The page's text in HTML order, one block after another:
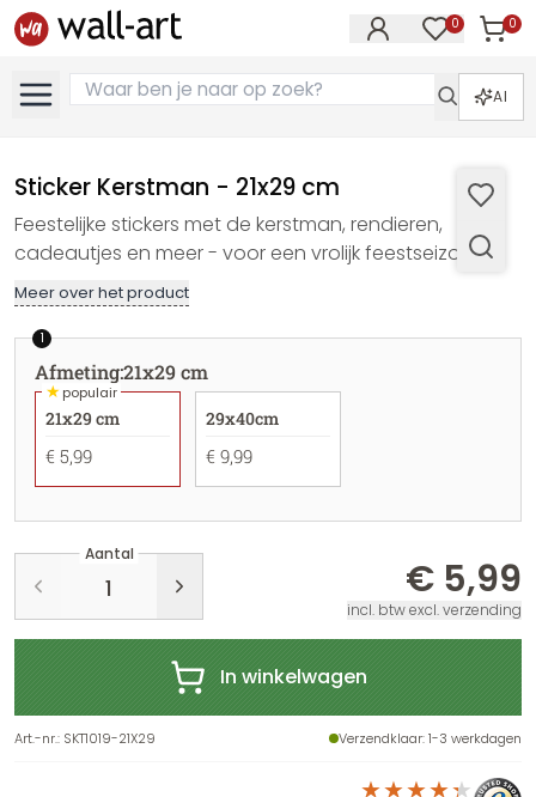
0 0
AI
Sticker Kerstman - 21x29 cm
Feestelijke stickers met de kerstman, rendieren,
cadeautjes en meer - voor een vrolijk feestseizoen.
Meer over het product
1
Afmeting:21x29 cm
★populair
21x29 cm
€ 5,99
29x40cm
€ 9,99
Aantal
€ 5,99
incl. btw excl. verzending
In winkelwagen
Art.-nr.: SKT1019-21X29 Verzendklaar: 1-3 werkdagen